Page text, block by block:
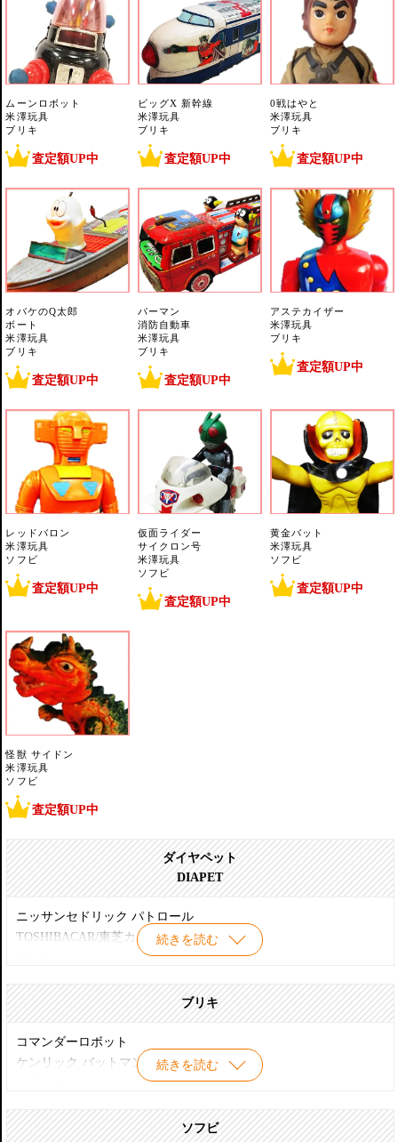
ムーンロボット
米澤玩具
ブリキ
査定額UP中
ビッグX 新幹線
米澤玩具
ブリキ
査定額UP中
0戦はやと
米澤玩具
ブリキ
査定額UP中
オバケのQ太郎
ボート
米澤玩具
ブリキ
査定額UP中
パーマン
消防自動車
米澤玩具
ブリキ
査定額UP中
アステカイザー
米澤玩具
ブリキ
査定額UP中
レッドバロン
米澤玩具
ソフビ
査定額UP中
仮面ライダー
サイクロン号
米澤玩具
ソフビ
査定額UP中
黄金バット
米澤玩具
ソフビ
査定額UP中
怪獣 サイドン
米澤玩具
ソフビ
査定額UP中
ダイヤペット
DIAPET
続きを読む
ニッサンセドリック パトロール
TOSHIBACAR/東芝カー
西部警察 GSX1100S カタナ
西部警察キャリアカー
ブリキ
続きを読む
コマンダーロボット
ケンリック バットマン オープンカー
ソフビ